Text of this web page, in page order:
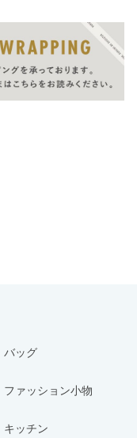
バッグ
ファッション小物
キッチン